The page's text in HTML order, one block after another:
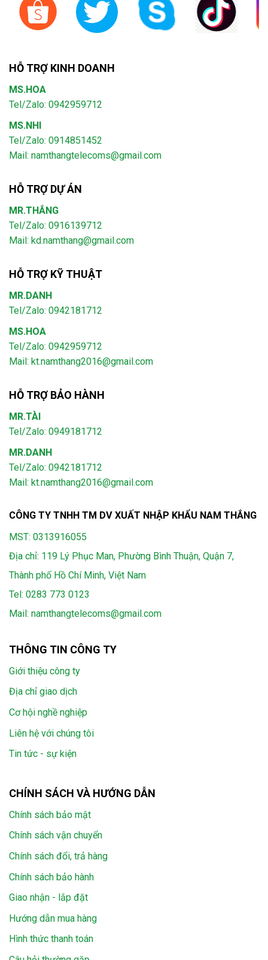
HỖ TRỢ KINH DOANH
MS.HOA
Tel/Zalo: 0942959712
MS.NHI
Tel/Zalo: 0914851452
Mail: namthangtelecoms@gmail.com
HỖ TRỢ DỰ ÁN
MR.THẮNG
Tel/Zalo: 0916139712
Mail: kd.namthang@gmail.com
HỖ TRỢ KỸ THUẬT
MR.DANH
Tel/Zalo: 0942181712
MS.HOA
Tel/Zalo: 0942959712
Mail: kt.namthang2016@gmail.com
HỖ TRỢ BẢO HÀNH
MR.TÀI
Tel/Zalo: 0949181712
MR.DANH
Tel/Zalo: 0942181712
Mail: kt.namthang2016@gmail.com
CÔNG TY TNHH TM DV XUẤT NHẬP KHẨU NAM THẮNG
MST: 0313916055
Địa chỉ: 119 Lý Phục Man, Phường Bình Thuận, Quận 7,
Thành phố Hồ Chí Minh, Việt Nam
Tel: 0283 773 0123
Mail: namthangtelecoms@gmail.com
THÔNG TIN CÔNG TY
Giới thiệu công ty
Địa chỉ giao dịch
Cơ hội nghề nghiệp
Liên hệ với chúng tôi
Tin tức - sự kiện
CHÍNH SÁCH VÀ HƯỚNG DẪN
Chính sách bảo mật
Chính sách vận chuyển
Chính sách đổi, trả hàng
Chính sách bảo hành
Giao nhận - lắp đặt
Hướng dẫn mua hàng
Hình thức thanh toán